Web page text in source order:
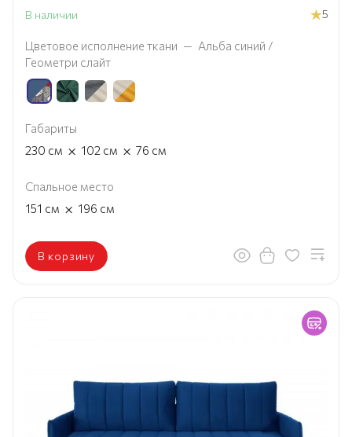
В наличии 5
Цветовое исполнение ткани — Альба синий /
Геометри слайт
Габариты
230 см × 102 см × 76 см
Спальное место
151 см × 196 см
В корзину